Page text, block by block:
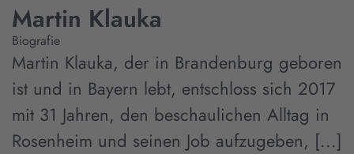
Martin Klauka
Biografie
Martin Klauka, der in Brandenburg geboren
ist und in Bayern lebt, entschloss sich 2017
mit 31 Jahren, den beschaulichen Alltag in
Rosenheim und seinen Job aufzugeben, [...]